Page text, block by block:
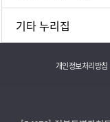
기타 누리집
개인정보처리방침